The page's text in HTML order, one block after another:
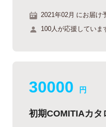
2021年02月 にお届け
100人が応援していま
30000 円
初期COMITIAカ